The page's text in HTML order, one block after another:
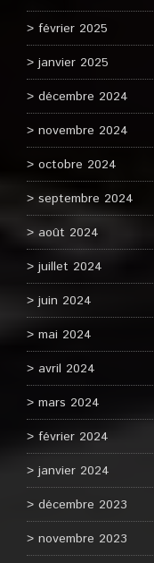
février 2025
janvier 2025
décembre 2024
novembre 2024
octobre 2024
septembre 2024
août 2024
juillet 2024
juin 2024
mai 2024
avril 2024
mars 2024
février 2024
janvier 2024
décembre 2023
novembre 2023